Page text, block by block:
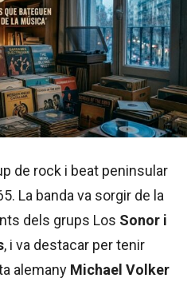
de rock i beat peninsular
La banda va sorgir de la
dels grups Los Sonor i
, i va destacar per tenir
alemany Michael Volker